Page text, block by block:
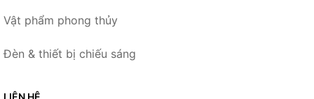
Vật phẩm phong thủy
Đèn & thiết bị chiếu sáng